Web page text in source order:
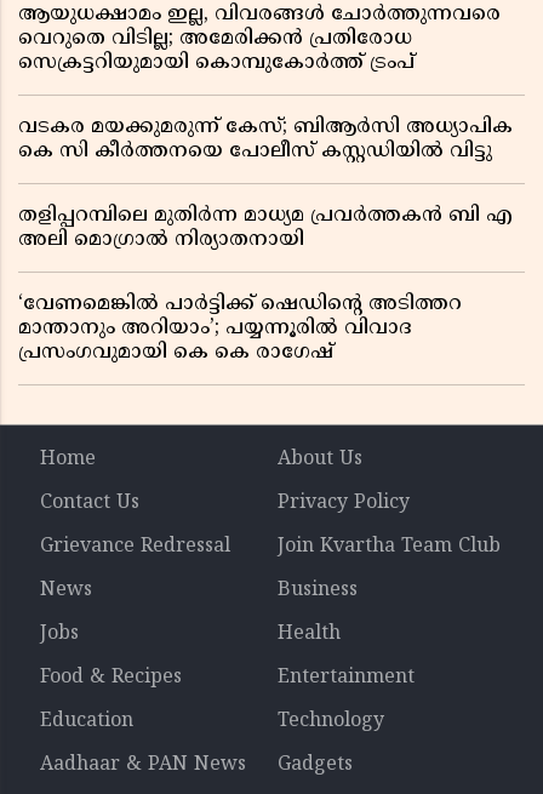
ആയുധക്ഷാമം ഇല്ല, വിവരങ്ങൾ ചോർത്തുന്നവരെ
വെറുതെ വിടില്ല; അമേരിക്കൻ പ്രതിരോധ
സെക്രട്ടറിയുമായി കൊമ്പുകോർത്ത് ട്രംപ്
വടകര മയക്കുമരുന്ന് കേസ്; ബിആർസി അധ്യാപിക
കെ സി കീർത്തനയെ പോലീസ് കസ്റ്റഡിയിൽ വിട്ടു
തളിപ്പറമ്പിലെ മുതിർന്ന മാധ്യമ പ്രവർത്തകൻ ബി എ
അലി മൊഗ്രാൽ നിര്യാതനായി
‘വേണമെങ്കിൽ പാർട്ടിക്ക് ഷെഡിൻ്റെ അടിത്തറ
മാന്താനും അറിയാം’; പയ്യന്നൂരിൽ വിവാദ
പ്രസംഗവുമായി കെ കെ രാഗേഷ്
Home
About Us
Contact Us
Privacy Policy
Grievance Redressal
Join Kvartha Team Club
News
Business
Jobs
Health
Food & Recipes
Entertainment
Education
Technology
Aadhaar & PAN News
Gadgets